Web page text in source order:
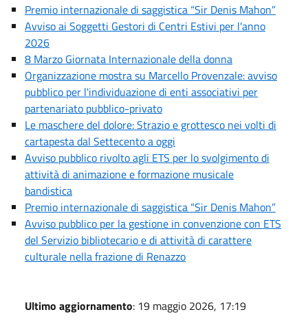
Premio internazionale di saggistica “Sir Denis Mahon”
Avviso ai Soggetti Gestori di Centri Estivi per l'anno
2026
8 Marzo Giornata Internazionale della donna
Organizzazione mostra su Marcello Provenzale: avviso
pubblico per l'individuazione di enti associativi per
partenariato pubblico-privato
Le maschere del dolore: Strazio e grottesco nei volti di
cartapesta dal Settecento a oggi
Avviso pubblico rivolto agli ETS per lo svolgimento di
attività di animazione e formazione musicale
bandistica
Premio internazionale di saggistica “Sir Denis Mahon”
Avviso pubblico per la gestione in convenzione con ETS
del Servizio bibliotecario e di attività di carattere
culturale nella frazione di Renazzo
Ultimo aggiornamento: 19 maggio 2026, 17:19